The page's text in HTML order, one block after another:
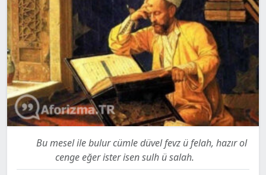
Bu mesel ile bulur cümle düvel fevz ü felah, hazır ol
cenge eğer ister isen sulh ü salah.